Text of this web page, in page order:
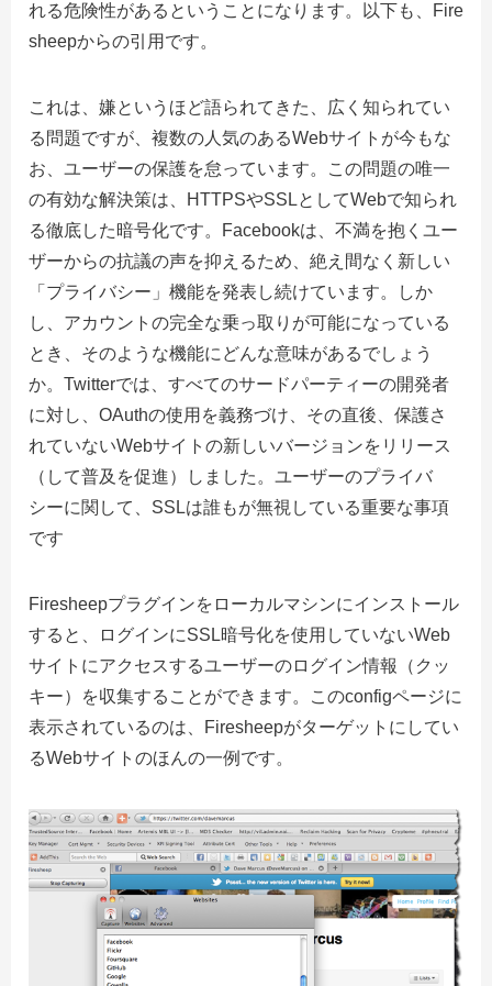
れる危険性があるということになります。以下も、Fire
sheepからの引用です。
これは、嫌というほど語られてきた、広く知られてい
る問題ですが、複数の人気のあるWebサイトが今もな
お、ユーザーの保護を怠っています。この問題の唯一
の有効な解決策は、HTTPSやSSLとしてWebで知られ
る徹底した暗号化です。Facebookは、不満を抱くユー
ザーからの抗議の声を抑えるため、絶え間なく新しい
「プライバシー」機能を発表し続けています。しか
し、アカウントの完全な乗っ取りが可能になっている
とき、そのような機能にどんな意味があるでしょう
か。Twitterでは、すべてのサードパーティーの開発者
に対し、OAuthの使用を義務づけ、その直後、保護さ
れていないWebサイトの新しいバージョンをリリース
（して普及を促進）しました。ユーザーのプライバ
シーに関して、SSLは誰もが無視している重要な事項
です
Firesheepプラグインをローカルマシンにインストール
すると、ログインにSSL暗号化を使用していないWeb
サイトにアクセスするユーザーのログイン情報（クッ
キー）を収集することができます。このconfigページに
表示されているのは、Firesheepがターゲットにしてい
るWebサイトのほんの一例です。